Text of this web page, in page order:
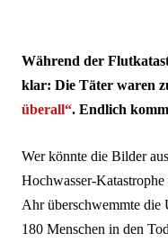
Während der
klar: Die Täter waren
überall“. Endlich
Wer könnte die Bilder
Hochwasser-
Ahr überschwemmte die
180 Menschen in den